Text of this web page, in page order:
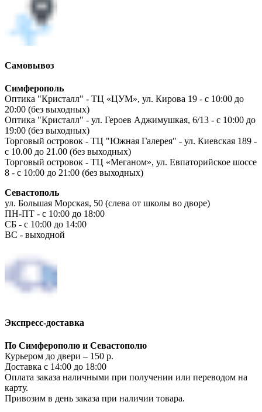
Самовывоз
Симферополь
Оптика "Кристалл" - ТЦ «ЦУМ», ул. Кирова 19 - с 10:00 до
20:00 (без выходных)
Оптика "Кристалл" - ул. Героев Аджимушкая, 6/13 - с 10:00 до
19:00 (без выходных)
Торговый островок - ТЦ "Южная Галерея" - ул. Киевская 189 -
с 10.00 до 21.00 (без выходных)
Торговый островок - ТЦ «Меганом», ул. Евпаторийское шоссе
8 - с 10:00 до 21:00 (без выходных)
Севастополь
ул. Большая Морская, 50 (слева от школы во дворе)
ПН-ПТ - с 10:00 до 18:00
СБ - с 10:00 до 14:00
ВС - выходной
Экспресс-доставка
По Симферополю и Севастополю
Курьером до двери – 150 р.
Доставка с 14:00 до 18:00
Оплата заказа наличными при получении или переводом на
карту.
Привозим в день заказа при наличии товара.